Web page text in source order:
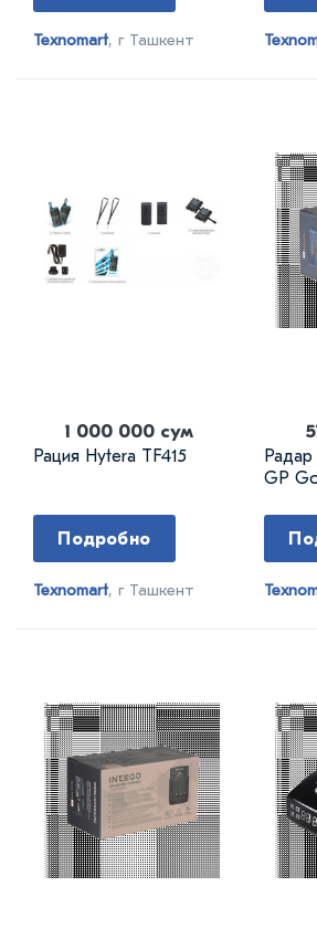
Texnomart, г Ташкент
1 000 000 сум
Рация Hytera TF415
Подробно
Texnomart, г Ташкент
GP